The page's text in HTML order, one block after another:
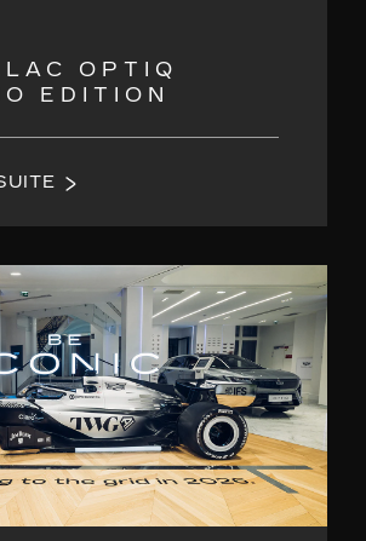
OPTIQ
EDITION